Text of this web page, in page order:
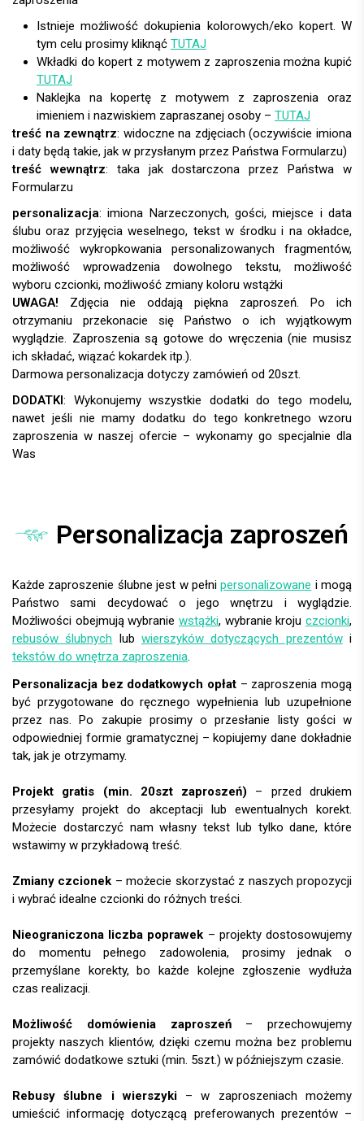
Istnieje możliwość dokupienia kolorowych/eko kopert. W
tym celu prosimy kliknąć TUTAJ
Wkładki do kopert z motywem z zaproszenia można kupić
TUTAJ
Naklejka na kopertę z motywem z zaproszenia oraz
imieniem i nazwiskiem zapraszanej osoby – TUTAJ
treść na zewnątrz: widoczne na zdjęciach (oczywiście imiona
i daty będą takie, jak w przysłanym przez Państwa Formularzu)
treść wewnątrz: taka jak dostarczona przez Państwa w
Formularzu
personalizacja:
UWAGA!
DODATKI:
Personalizacja zaproszeń
Każde zaproszenie ślubne jest w pełnipersonalizowane i mogą
Państwo sami decydować o jego wnętrzu i wyglądzie.
Możliwości obejmują wybranie wstążki, wybranie kroju czcionki,
rebusów ślubnych lubwierszyków dotyczących prezentówi
tekstów do wnętrza zaproszenia.
Personalizacja bez dodatkowych opłat – zaproszenia mogą
być przygotowane do ręcznego wypełnienia lub uzupełnione
przez nas. Po zakupie prosimy o przesłanie listy gości w
odpowiedniej formie gramatycznej – kopiujemy dane dokładnie
tak, jak je otrzymamy.
Projekt gratis (min. 20szt zaproszeń) – przed drukiem
przesyłamy projekt do akceptacji lub ewentualnych korekt.
Możecie dostarczyć nam własny tekst lub tylko dane, które
wstawimy w przykładową treść.
Zmiany czcionek – możecie skorzystać z naszych propozycji
i wybrać idealne czcionki do różnych treści.
Nieograniczona liczba poprawek – projekty dostosowujemy
do momentu pełnego zadowolenia, prosimy jednak o
przemyślane korekty, bo każde kolejne zgłoszenie wydłuża
czas realizacji.
Możliwość domówienia zaproszeń– przechowujemy
projekty naszych klientów, dzięki czemu można bez problemu
zamówić dodatkowe sztuki (min. 5szt.) w późniejszym czasie.
Rebusy ślubne i wierszyki– w zaproszeniach możemy
umieścić informację dotyczącą preferowanych prezentów –